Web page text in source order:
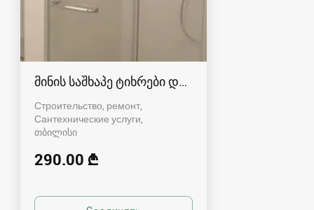
მინის საშხაპე ტიხრები და კაბინები
Строительство, ремонт,
Сантехнические услуги
თბილისი
290.00 ₾